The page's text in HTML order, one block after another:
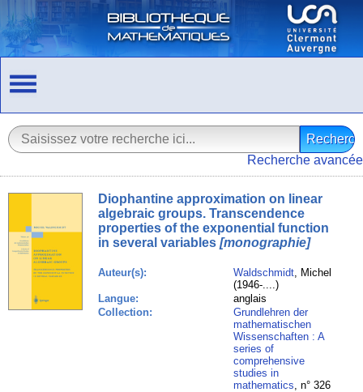
Recherche avancée
Diophantine approximation on linear
algebraic groups. Transcendence
properties of the exponential function
in several variables [monographie]
Auteur(s): Waldschmidt, Michel
(1946-....)
Langue:
anglais
Collection:
Grundlehren der
mathematischen
Wissenschaften : A
series of
comprehensive
studies in
mathematics, n° 326